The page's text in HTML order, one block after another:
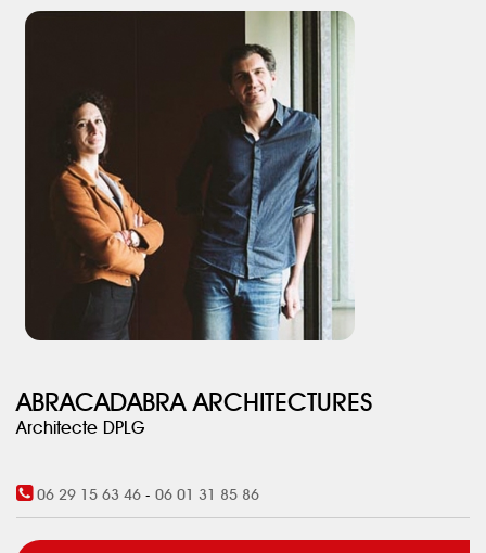
ABRACADABRA ARCHITECTURES
Architecte DPLG
06 29 15 63 46 - 06 01 31 85 86